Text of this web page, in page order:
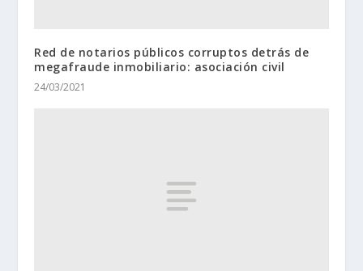
Red de notarios públicos corruptos detrás de
megafraude inmobiliario: asociación civil
24/03/2021